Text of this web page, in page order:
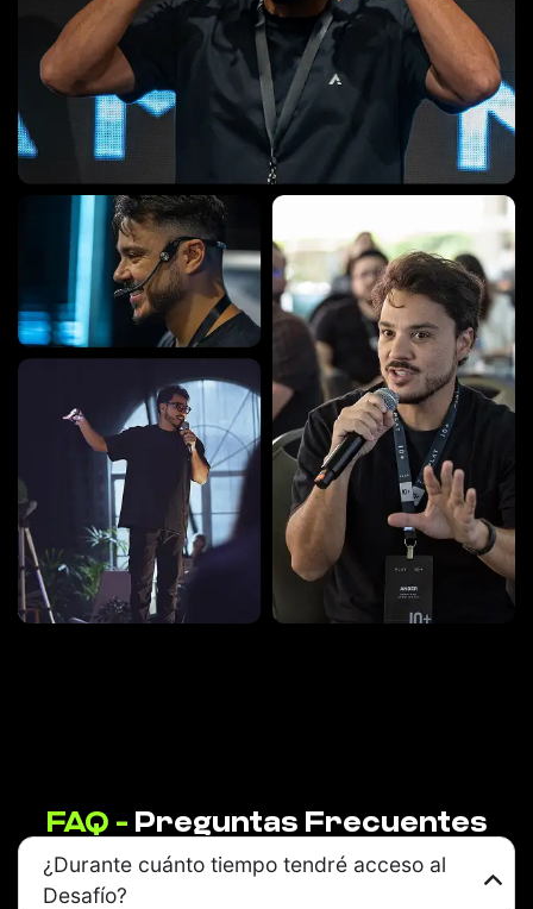
FAQ - Preguntas Frecuentes
¿Durante cuánto tiempo tendré acceso al
Desafío?